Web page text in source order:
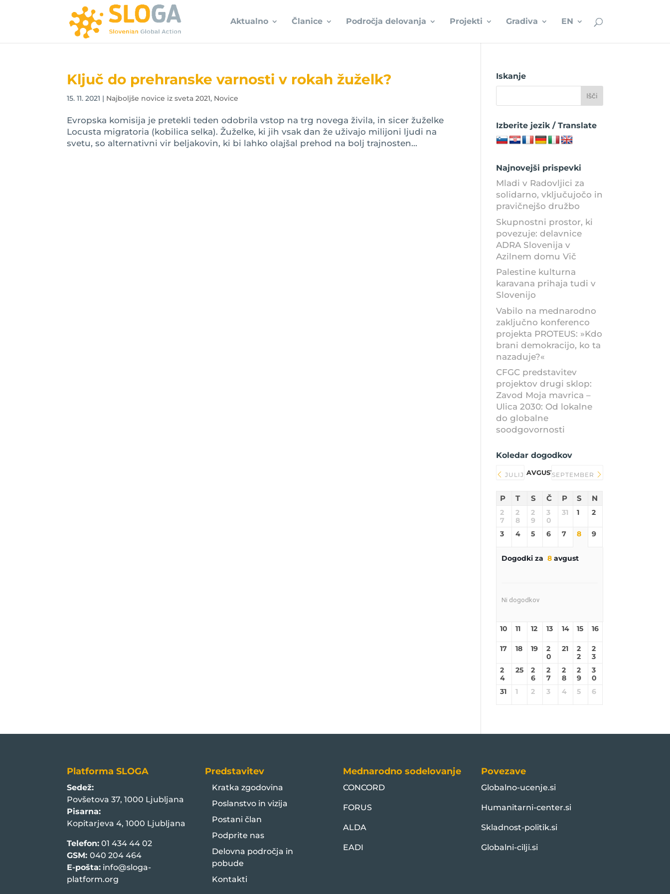
Aktualno Članice Področja delovanja Projekti Gradiva EN
Ključ do prehranske varnosti v rokah žuželk?
15. 11. 2021 | Najboljše novice iz sveta 2021, Novice
Evropska komisija je pretekli teden odobrila vstop na trg novega živila, in sicer žuželke
Locusta migratoria (kobilica selka). Žuželke, ki jih vsak dan že uživajo milijoni ljudi na
svetu, so alternativni vir beljakovin, ki bi lahko olajšal prehod na bolj trajnosten...
Iskanje
Izberite jezik / Translate
Najnovejši prispevki
Mladi v Radovljici za
solidarno, vključujočo in
pravičnejšo družbo
Skupnostni prostor, ki
povezuje: delavnice
ADRA Slovenija v
Azilnem domu Vič
Palestine kulturna
karavana prihaja tudi v
Slovenijo
Vabilo na mednarodno
zaključno konferenco
projekta PROTEUS: »Kdo
brani demokracijo, ko ta
nazaduje?«
CFGC predstavitev
projektov drugi sklop:
Zavod Moja mavrica –
Ulica 2030: Od lokalne
do globalne
soodgovornosti
Koledar dogodkov
JULIJ AVGUST 2026SEPTEMBER
P T S Č P S N
2
7
2
8
2
9
3
0
31 1 2
3 4 5 6 7 8 9
Dogodki za 8avgust
Ni dogodkov
10 11 12 13 14 15 16
17 18 19
2
0
21
2
2
2
3
2
4
25
2
6
2
7
2
8
2
9
3
0
31
1 2 3 4 5 6
Platforma SLOGA
Sedež:
Povšetova 37, 1000 Ljubljana
Pisarna:
Kopitarjeva 4, 1000 Ljubljana
Telefon: 01 434 44 02
GSM:040 204 464
E-pošta: info@sloga-
platform.org
Predstavitev
Kratka zgodovina
Poslanstvo in vizija
Postani član
Podprite nas
Delovna področja in
pobude
Kontakti
Mednarodno sodelovanje
CONCORD
FORUS
ALDA
EADI
Povezave
Globalno-ucenje.si
Humanitarni-center.si
Skladnost-politik.si
Globalni-cilji.si